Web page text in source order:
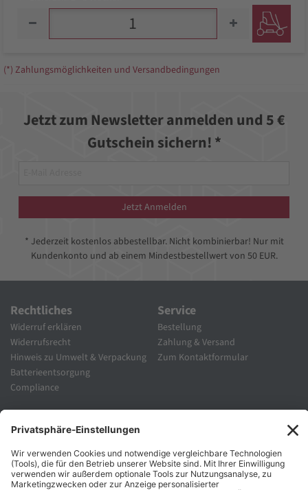
(*) Zahlungsmöglichkeiten und Versandbedingungen
Jetzt zum Newsletter anmelden und 5 €
Gutschein sichern! *
Jetzt Anmelden
* Jederzeit kostenlos abbestellbar. Nicht kombinierbar! Nur mit
Kundenkonto und ab einem Mindestbestellwert von 50 EUR.
Rechtliches
Widerruf erklären
Widerrufsrecht
Hinweis zu Umwelt & Verpackung
Batterieentsorgung
Compliance
Service
Bestellung
Zahlung & Versand
Zum Kontaktformular
Unternehmen
Karriere